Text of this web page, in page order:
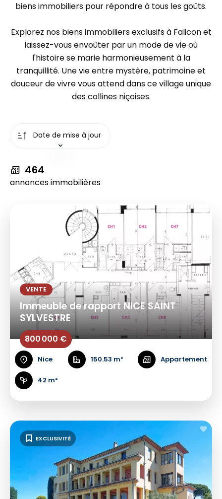
biens immobiliers pour répondre à tous les goûts.
Explorez nos biens immobiliers exclusifs à Falicon et
laissez-vous envoûter par un mode de vie où
l'histoire se marie harmonieusement à la
tranquillité. Une vie entre mystère, patrimoine et
douceur de vivre vous attend dans ce village unique
des collines niçoises.
Date de mise à jour
464
annonces immobilières
VENTE
Immeuble de rapport NICE SAINT
SYLVESTRE
800 000 €
Nice 150.53 m² Appartement
42 m²
EXCLUSIVITÉ